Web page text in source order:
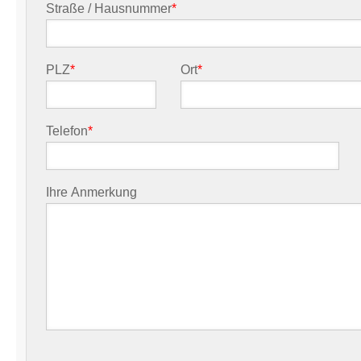
Straße / Hausnummer*
PLZ* Ort*
Telefon*
Ihre Anmerkung